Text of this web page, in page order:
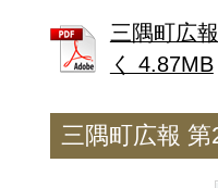
三隅町広
く 4.87MB
三隅町広報